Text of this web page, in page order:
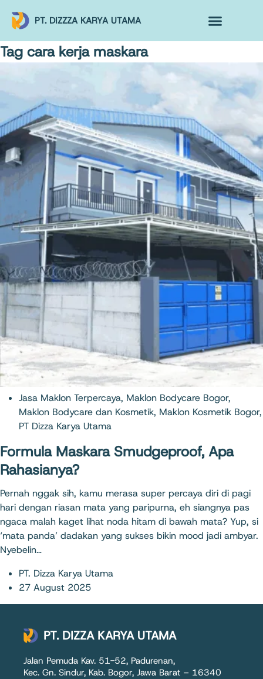
PT. DIZZZA KARYA UTAMA
Tag cara kerja maskara
Jasa Maklon Terpercaya, Maklon Bodycare Bogor,
Maklon Bodycare dan Kosmetik, Maklon Kosmetik Bogor,
PT Dizza Karya Utama
Formula Maskara Smudgeproof, Apa
Rahasianya?
Pernah nggak sih, kamu merasa super percaya diri di pagi
hari dengan riasan mata yang paripurna, eh siangnya pas
ngaca malah kaget lihat noda hitam di bawah mata? Yup, si
‘mata panda’ dadakan yang sukses bikin mood jadi ambyar.
Nyebelin…
PT. Dizza Karya Utama
27 August 2025
PT. DIZZA KARYA UTAMA
Jalan Pemuda Kav. 51-52, Padurenan,
Kec. Gn. Sindur, Kab. Bogor, Jawa Barat – 16340